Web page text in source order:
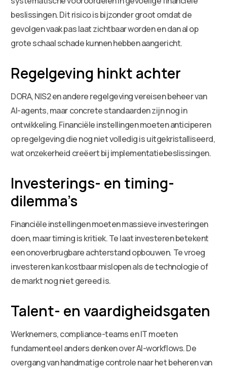
beslissingen. Dit risico is bijzonder groot omdat de
gevolgen vaak pas laat zichtbaar worden en dan al op
grote schaal schade kunnen hebben aangericht.
Regelgeving hinkt achter
DORA, NIS2 en andere regelgeving vereisen beheer van
AI-agents, maar concrete standaarden zijn nog in
ontwikkeling. Financiële instellingen moeten anticiperen
op regelgeving die nog niet volledig is uitgekristalliseerd,
wat onzekerheid creëert bij implementatiebeslissingen.
Investerings- en timing-
dilemma’s
Financiële instellingen moeten massieve investeringen
doen, maar timing is kritiek. Te laat investeren betekent
een onoverbrugbare achterstand opbouwen. Te vroeg
investeren kan kostbaar mislopen als de technologie of
de markt nog niet gereed is.
Talent- en vaardigheidsgaten
Werknemers, compliance-teams en IT moeten
fundamenteel anders denken over AI-workflows. De
overgang van handmatige controle naar het beheren van